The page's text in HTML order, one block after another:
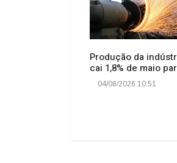
Produção da
cai 1,8% de maio
04/08/2026 10:51